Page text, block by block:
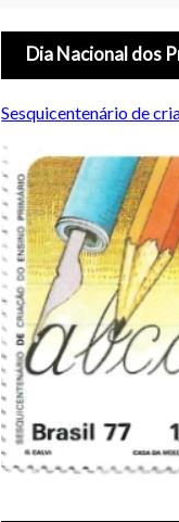
Dia Nacional dos
Sesquicentenário de